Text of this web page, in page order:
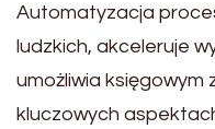
Automatyzacja
ludzkich, akceleruje
umożliwia księgowym
kluczowych